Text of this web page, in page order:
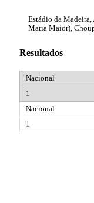
Estádio da Madeira,
Maria Maior),
Resultados